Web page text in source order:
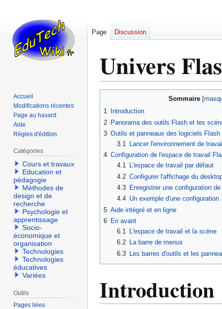
Univers
navigation
recherche
Sommaire
1
Introduction
2 Panorama des outils Flash et les
3 Outils et panneaux des logiciels Flash
3.1
Lancer l'environnement de
4 Configuration de l'espace de travail
4.1
L'espace de travail par défaut
4.2 Configurer l'affichage du
4.3
Enregistrer une configuration
4.4 Un exemple d'une configuration
5 Aide intégré et en ligne
6 En avant
6.1
L'espace de travail et la scène
6.2
La barre de menus
6.3 Les barres d'outils et les
Introduction
Page Discussion
Accueil
Modifications récentes
Page au hasard
Aide
Règles d'édition
Catégories
Cours et travaux
Education et
pédagogie
Méthodes de
design et de
recherche
Psychologie et
apprentissage
Socio-
économique et
organisation
Technologies
Technologies
éducatives
Variées
Outils
Pages liées